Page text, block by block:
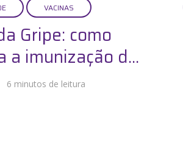
VACINAS
Gripe: como
a imunização d...
6 minutos de leitura